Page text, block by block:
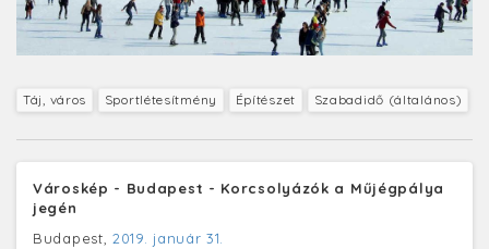
Táj, város Sportlétesítmény Építészet Szabadidő (általános)
Városkép - Budapest - Korcsolyázók a Műjégpálya
jegén
Budapest, 2019. január 31.